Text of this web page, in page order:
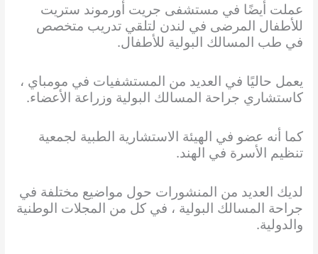
عملت أيضًا في مستشفى جريت أورموند ستريت
للأطفال المرضى في لندن لتلقي تدريب متخصص
في طب المسالك البولية للأطفال.
يعمل حاليًا في العديد من المستشفيات في مومباي ،
كاستشاري جراحة المسالك البولية وزراعة الأعضاء.
كما أنه عضو في الهيئة الاستشارية الطبية لجمعية
تنظيم الأسرة في الهند.
لديك العديد من المنشورات حول مواضيع مختلفة في
جراحة المسالك البولية ، في كل من المجلات الوطنية
والدولية.